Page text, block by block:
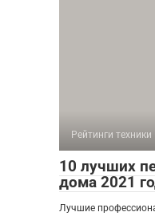
Рейтинги техники
10 лучших
дома 2021
Лучшие